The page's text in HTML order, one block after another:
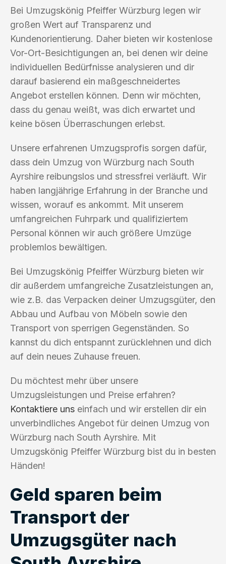
Bei Umzugskönig Pfeiffer Würzburg legen wir
großen Wert auf Transparenz und
Kundenorientierung. Daher bieten wir kostenlose
Vor-Ort-Besichtigungen an, bei denen wir deine
individuellen Bedürfnisse analysieren und dir
darauf basierend ein maßgeschneidertes
Angebot erstellen können. Denn wir möchten,
dass du genau weißt, was dich erwartet und
keine bösen Überraschungen erlebst.
Unsere erfahrenen Umzugsprofis sorgen dafür,
dass dein Umzug von Würzburg nach South
Ayrshire reibungslos und stressfrei verläuft. Wir
haben langjährige Erfahrung in der Branche und
wissen, worauf es ankommt. Mit unserem
umfangreichen Fuhrpark und qualifiziertem
Personal können wir auch größere Umzüge
problemlos bewältigen.
Bei Umzugskönig Pfeiffer Würzburg bieten wir
dir außerdem umfangreiche Zusatzleistungen an,
wie z.B. das Verpacken deiner Umzugsgüter, den
Abbau und Aufbau von Möbeln sowie den
Transport von sperrigen Gegenständen. So
kannst du dich entspannt zurücklehnen und dich
auf dein neues Zuhause freuen.
Du möchtest mehr über unsere
Umzugsleistungen und Preise erfahren?
Kontaktiere uns einfach und wir erstellen dir ein
unverbindliches Angebot für deinen Umzug von
Würzburg nach South Ayrshire. Mit
Umzugskönig Pfeiffer Würzburg bist du in besten
Händen!
Geld sparen beim
Transport der
Umzugsgüter nach